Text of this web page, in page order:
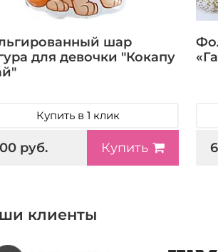
шар
для девочки "Кокапу
Купить в 1 клик
руб. Купить
клиенты